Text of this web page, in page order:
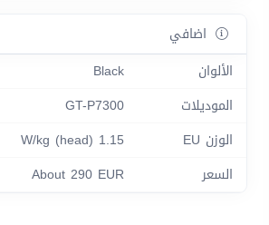
اضافي
الألوان
Black
الموديلات
GT-P7300
الوزن EU
1.15 W/kg (head)
السعر
About 290 EUR